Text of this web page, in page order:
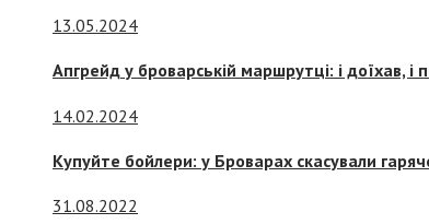
13.05.2024
Апгрейд у броварській маршрутці: і доїхав, і
14.02.2024
Купуйте бойлери: у Броварах скасували
31.08.2022